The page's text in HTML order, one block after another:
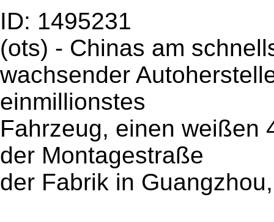
ID: 1495231
(ots) - Chinas am
wachsender
einmillionstes
Fahrzeug, einen weißen
der Montagestraße
der Fabrik in